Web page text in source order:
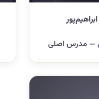
— مدرس اصلی